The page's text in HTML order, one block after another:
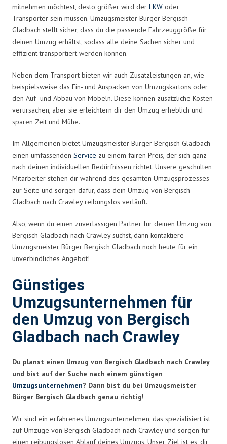
mitnehmen möchtest, desto größer wird der LKW oder
Transporter sein müssen. Umzugsmeister Bürger Bergisch
Gladbach stellt sicher, dass du die passende Fahrzeuggröße für
deinen Umzug erhältst, sodass alle deine Sachen sicher und
effizient transportiert werden können.
Neben dem Transport bieten wir auch Zusatzleistungen an, wie
beispielsweise das Ein- und Auspacken von Umzugskartons oder
den Auf- und Abbau von Möbeln. Diese können zusätzliche Kosten
verursachen, aber sie erleichtern dir den Umzug erheblich und
sparen Zeit und Mühe.
Im Allgemeinen bietet Umzugsmeister Bürger Bergisch Gladbach
einen umfassenden Service zu einem fairen Preis, der sich ganz
nach deinen individuellen Bedürfnissen richtet. Unsere geschulten
Mitarbeiter stehen dir während des gesamten Umzugsprozesses
zur Seite und sorgen dafür, dass dein Umzug von Bergisch
Gladbach nach Crawley reibungslos verläuft.
Also, wenn du einen zuverlässigen Partner für deinen Umzug von
Bergisch Gladbach nach Crawley suchst, dann kontaktiere
Umzugsmeister Bürger Bergisch Gladbach noch heute für ein
unverbindliches Angebot!
Günstiges
Umzugsunternehmen für
den Umzug von Bergisch
Gladbach nach Crawley
Du planst einen Umzug von Bergisch Gladbach nach Crawley
und bist auf der Suche nach einem günstigen
Umzugsunternehmen? Dann bist du bei Umzugsmeister
Bürger Bergisch Gladbach genau richtig!
Wir sind ein erfahrenes Umzugsunternehmen, das spezialisiert ist
auf Umzüge von Bergisch Gladbach nach Crawley und sorgen für
einen reibungslosen Ablauf deines Umzugs. Unser Ziel ist es, dir